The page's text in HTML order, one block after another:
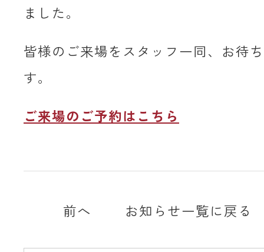
ました。
皆様のご来場をスタッフ一同、お待
す。
ご来場のご予約はこちら
前へ お知らせ一覧に戻る